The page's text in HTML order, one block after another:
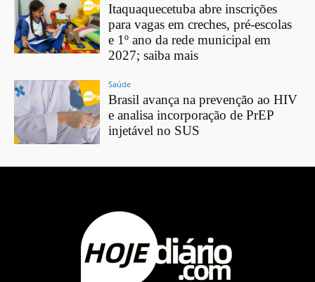
Itaquaquecetuba abre inscrições
para vagas em creches, pré-escolas
e 1º ano da rede municipal em
2027; saiba mais
Saúde
Brasil avança na prevenção ao HIV
e analisa incorporação de PrEP
injetável no SUS